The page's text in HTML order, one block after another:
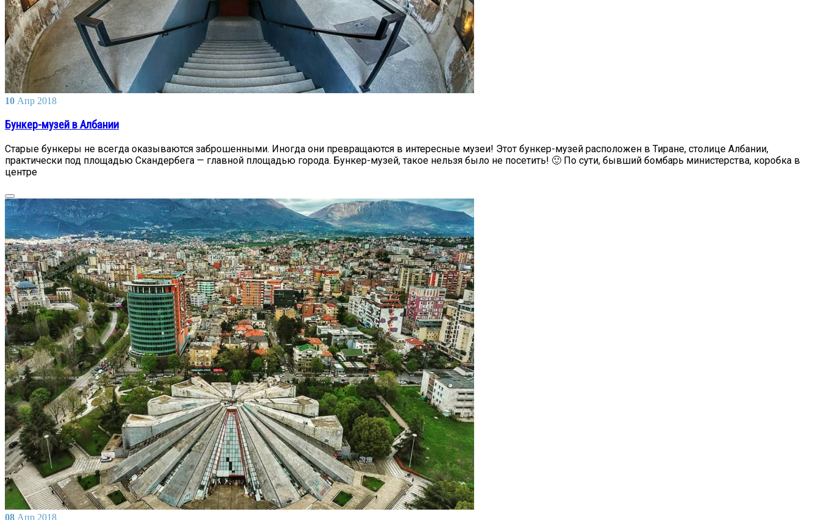
10 Апр 2018
Бункер-музей в Албании
Старые бункеры не всегда оказываются заброшенными. Иногда они превращаются в интересные музеи! Этот бункер-музей расположен в Тиране, столице Албании,
практически под площадью Скандербега — главной площадью города. Бункер-музей, такое нельзя было не посетить! 🙂 По сути, бывший бомбарь министерства, коробка в
центре
08 Апр 2018